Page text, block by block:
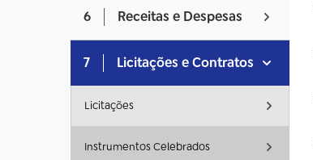
6 Receitas e Despesas
7 Licitações e Contratos
Licitações
Instrumentos Celebrados